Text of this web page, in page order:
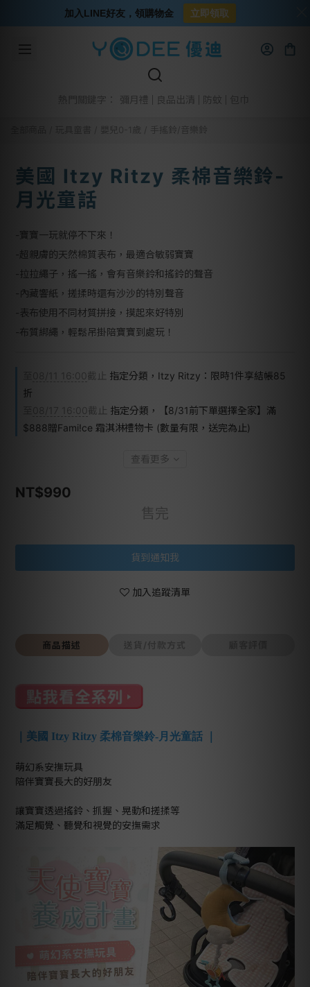
熱門關鍵字： 彌月禮 良品出清 防蚊
嬰兒0-1歲 手搖鈴/音樂鈴
美國 Itzy Ritzy 柔棉音樂鈴-
月光童話
-寶寶一玩就停不下來！
-超親膚的天然棉質表布，最適合敏弱寶寶
-拉拉繩子，搖一搖，會有音樂鈴和搖鈴的聲音
-內藏響紙，搓揉時還有沙沙的特別聲音
-表布使用不同材質拼接，摸起來好特別
-布質綁繩，輕鬆吊掛陪寶寶到處玩！
08/11 16:00截止 指定分類，Itzy Ritzy：限時1件享結帳85
折
08/17 16:00截止 指定分類，【8/31前下單選擇全家】滿
$888贈Fami!ce 霜淇淋禮物卡 (數量有限，送完為止)
查看更多
NT$990
售完
貨到通知我
加入追蹤清單
商品描述
｜美國 Itzy Ritzy 柔棉音樂鈴-月光童話 ｜
萌幻系安撫玩具
陪伴寶寶長大的好朋友
讓寶寶透過搖鈴、抓握、晃動和搓揉等
滿足觸覺、聽覺和視覺的安撫需求
加入LINE好友，領購物金 立即領取